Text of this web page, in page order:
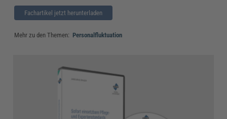
Fachartikel jetzt herunterladen
Mehr zu den Themen: Personalfluktuation